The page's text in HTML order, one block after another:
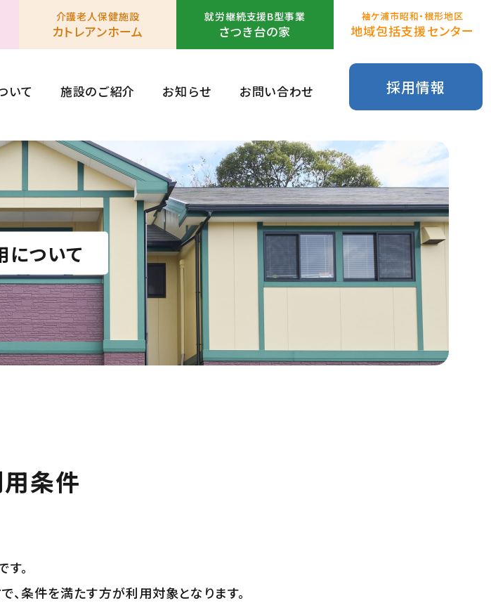
介護老人保健施設
カトレアンホーム
就労継続支援B型事業
さつき台の家
袖ケ浦市昭和・根形地区
地域包括支援センター
いて 施設のご紹介 お知らせ お問い合わせ 採用情報
について
条件
。
、条件を満たす方が利用対象となります。